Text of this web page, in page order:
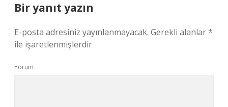
Bir yanıt yazın
E-posta adresiniz yayınlanmayacak. Gerekli alanlar*
ile işaretlenmişlerdir
Yorum